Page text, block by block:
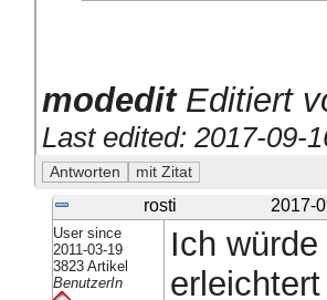
modeditEditiert
Last edited: 2017-09-
rosti 2017-
User since
2011-03-19
3823 Artikel
BenutzerIn
Ich